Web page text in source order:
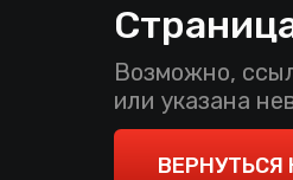
Возможно,
или указана
ВЕРНУТЬСЯ